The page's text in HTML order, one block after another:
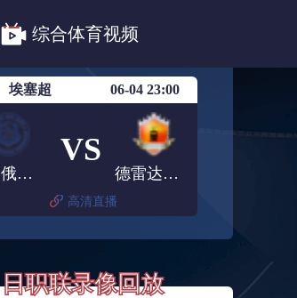
综合体育视频
埃塞超 06-04 23:00
埃塞俄比亚保险
VS
德雷达瓦市
高清直播
日职联录像回放